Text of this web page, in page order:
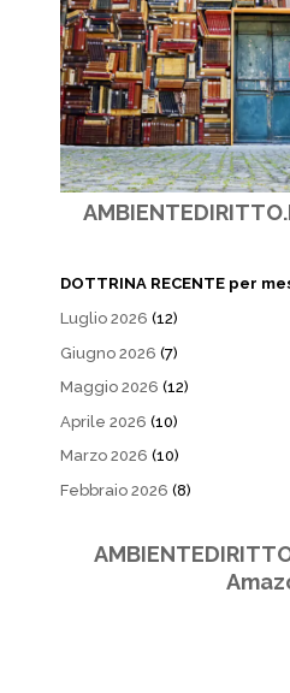
DOTTRINA RECENTE per
Luglio 2026 (12)
Giugno 2026 (7)
Maggio 2026 (12)
Aprile 2026 (10)
Marzo 2026 (10)
Febbraio 2026 (8)